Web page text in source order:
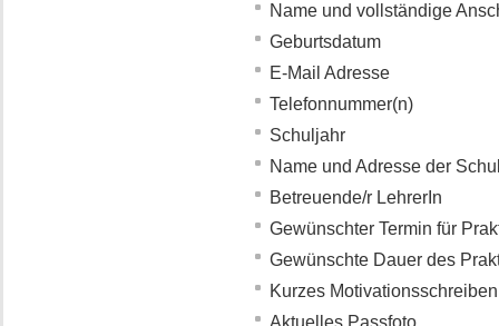
Name und vollständige
Geburtsdatum
E-Mail Adresse
Telefonnummer(n)
Schuljahr
Name und Adresse der
Betreuende/r LehrerIn
Gewünschter Termin für
Gewünschte Dauer des
Kurzes Motivationsschreiben
Aktuelles Passfoto